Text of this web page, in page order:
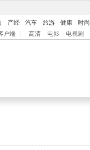
产经 汽车 旅游 健康 时尚
户端 高清 电影 电视剧